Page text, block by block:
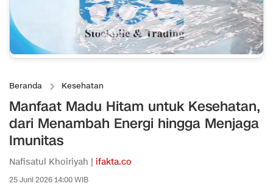
Beranda Kesehatan
Manfaat Madu Hitam untuk Kesehatan,
dari Menambah Energi hingga Menjaga
Imunitas
Nafisatul Khoiriyah | ifakta.co
25 Juni 2026 14:00 WIB